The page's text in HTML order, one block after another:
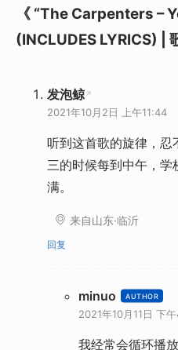
《 “The Carpenters –
(INCLUDES LYRICS) |
发泡鲸
2021年10月2日 上午11:44
听到这首歌的旋律，忍
三的时候每到中午，
满。
来自山东·临沂
回复
minuo
2021年10月11日 下
我经常会循环播放